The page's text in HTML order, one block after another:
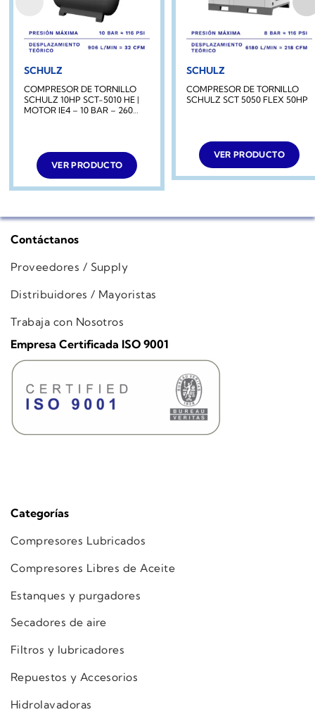
SCHULZ
COMPRESOR DE TORNILLO
SCHULZ 10HP SCT-5010 HE |
MOTOR IE4 – 10 BAR – 260
VER PRODUCTO
SCHULZ
COMPRESOR DE TORNILLO
SCHULZ SCT 5050 FLEX 50HP
VER PRODUCTO
Categorías
Compresores Lubricados
Compresores Libres de Aceite
Estanques y purgadores
Secadores de aire
Filtros y lubricadores
Repuestos y Accesorios
Hidrolavadoras
Contáctanos
Proveedores / Supply
Distribuidores / Mayoristas
Trabaja con Nosotros
Empresa Certificada ISO 9001